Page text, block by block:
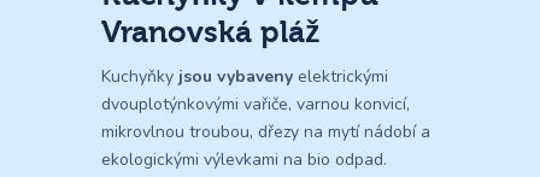
Vranovská pláž
Kuchyňky jsou vybaveny elektrickými
dvouplotýnkovými vařiče, varnou konvicí,
mikrovlnou troubou, dřezy na mytí nádobí a
ekologickými výlevkami na bio odpad.